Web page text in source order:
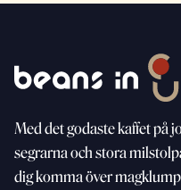
Meddet godaste kaffet på
segrarna och stora
dig komma över